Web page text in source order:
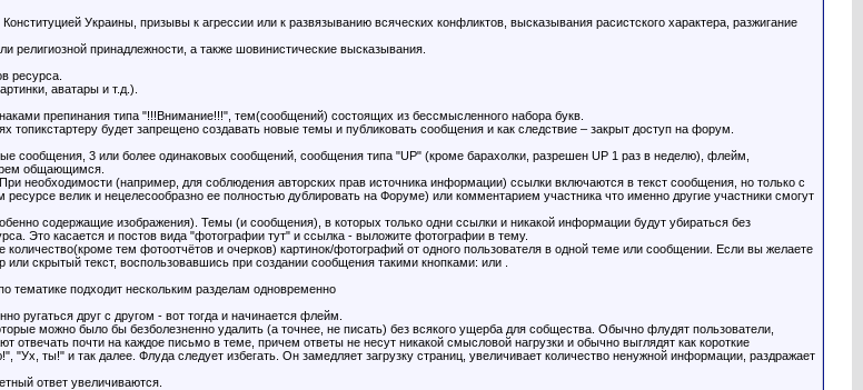
Украины, призывы к агрессии или к развязыванию всяческих конфликтов, высказывания расистского характера, разжигание
религиозной принадлежности, а также шовинистические высказывания.
ресурса.
аватары и т.д.).
препинания типа "!!!Внимание!!!", тем(сообщений) состоящих из бессмысленного набора букв.
будет запрещено создавать новые темы и публиковать сообщения и как следствие – закрыт доступ на форум.
3 или более одинаковых сообщений, сообщения типа "UP" (кроме барахолки, разрешен UP 1 раз в неделю), флейм,
общающимся.
(например, для соблюдения авторских прав источника информации) ссылки включаются в текст сообщения, но только с
велик и нецелесообразно ее полностью дублировать на Форуме) или комментарием участника что именно другие участники смогут
содержащие изображения). Темы (и сообщения), в которых только одни ссылки и никакой информации будут убираться без
Это касается и постов вида "фотографии тут" и ссылка - выложите фотографии в тему.
тем фотоотчётов и очерков) картинок/фотографий от одного пользователя в одной теме или сообщении. Если вы желаете
скрытый текст, воспользовавшись при создании сообщения такими кнопками: или .
тематике подходит нескольким разделам одновременно
ругаться друг с другом - вот тогда и начинается флейм.
можно было бы безболезненно удалить (а точнее, не писать) без всякого ущерба для собщества. Обычно флудят пользователи,
почти на каждое письмо в теме, причем ответы не несут никакой смысловой нагрузки и обычно выглядят как короткие
ты!" и так далее. Флуда следует избегать. Он замедляет загрузку страниц, увеличивает количество ненужной информации, раздражает
ответ увеличиваются.